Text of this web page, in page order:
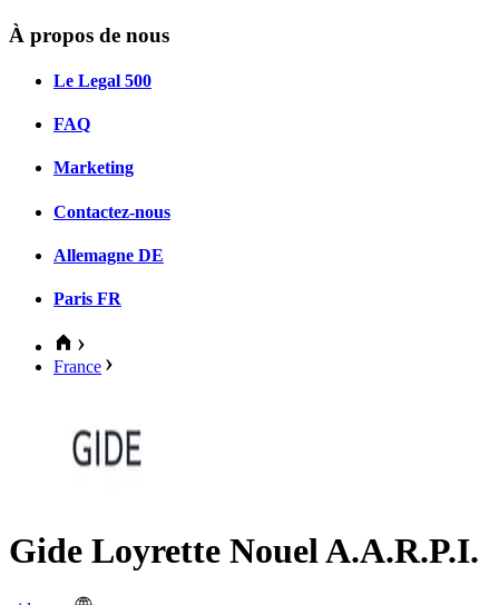
À propos de nous
Le Legal 500
FAQ
Marketing
Contactez-nous
Allemagne DE
Paris FR
France
Gide Loyrette Nouel A.A.R.P.I.